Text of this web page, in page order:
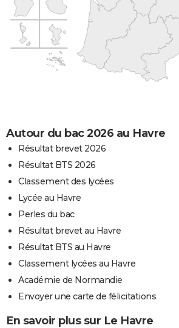
Autour du bac 2026 au Havre
Résultat brevet 2026
Résultat BTS 2026
Classement des lycées
Lycée au Havre
Perles du bac
Résultat brevet au Havre
Résultat BTS au Havre
Classement lycées au Havre
Académie de Normandie
Envoyer une carte de félicitations
En savoir plus sur Le Havre